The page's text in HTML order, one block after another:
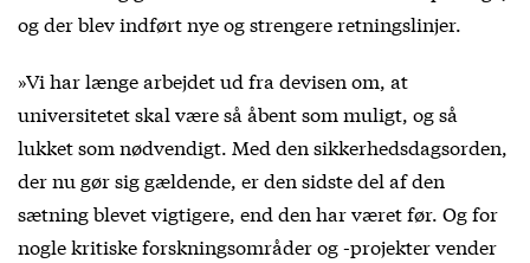
og der blev indført nye og strengere retningslinjer.
»Vi har længe arbejdet ud fra devisen om, at
universitetet skal være så åbent som muligt, og så
lukket som nødvendigt. Med den sikkerhedsdagsorden,
der nu gør sig gældende, er den sidste del af den
sætning blevet vigtigere, end den har været før. Og for
nogle kritiske forskningsområder og -projekter vender